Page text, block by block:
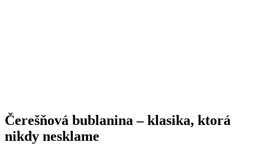
Čerešňová bublanina – klasika, ktorá
nikdy nesklame